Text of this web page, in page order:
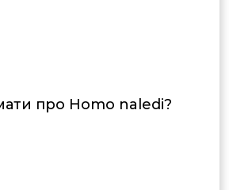
про Homo naledi?